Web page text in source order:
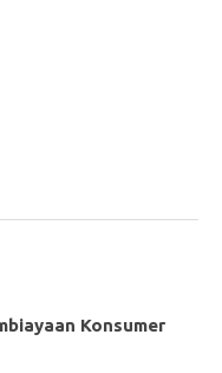
Konsumer